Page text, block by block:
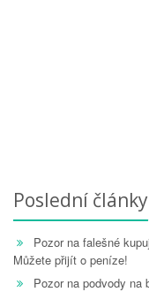
Poslední články
Pozor na falešné
Můžete přijít o peníze!
Pozor na podvody na